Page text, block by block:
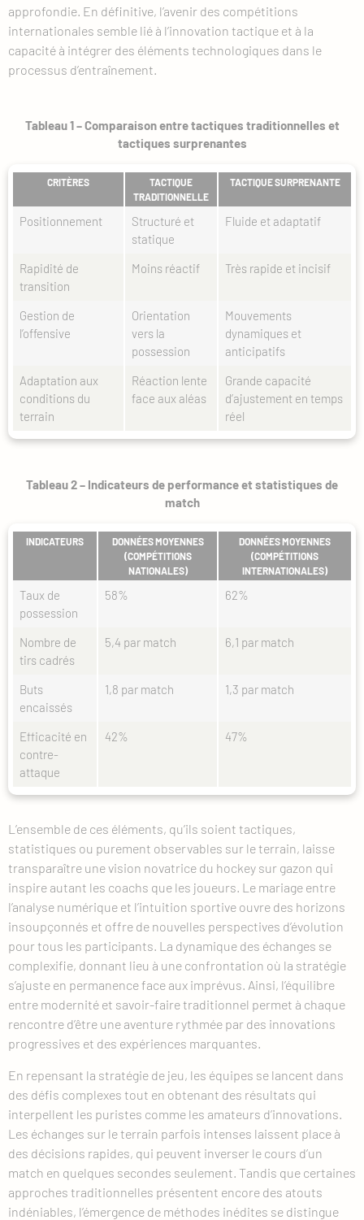
approfondie. En définitive, l’avenir des compétitions
internationales semble lié à l’innovation tactique et à la
capacité à intégrer des éléments technologiques dans le
processus d’entraînement.
Tableau 1 – Comparaison entre tactiques traditionnelles et
tactiques surprenantes
CRITÈRES
TACTIQUE
TRADITIONNELLE
TACTIQUE SURPRENANTE
Positionnement
Structuré et
statique
Fluide et adaptatif
Rapidité de
transition
Moins réactif Très rapide et incisif
Gestion de
l’offensive
Orientation
vers la
possession
Mouvements
dynamiques et
anticipatifs
Adaptation aux
conditions du
terrain
Réaction lente
face aux aléas
Grande capacité
d’ajustement en temps
réel
Tableau 2 – Indicateurs de performance et statistiques de
match
INDICATEURS
DONNÉES MOYENNES
(COMPÉTITIONS
NATIONALES)
DONNÉES MOYENNES
(COMPÉTITIONS
INTERNATIONALES)
Taux de
possession
58% 62%
Nombre de
tirs cadrés
5,4 par match 6,1 par match
Buts
encaissés
1,8 par match 1,3 par match
Efficacité en
contre-
attaque
42% 47%
L’ensemble de ces éléments, qu’ils soient tactiques,
statistiques ou purement observables sur le terrain, laisse
transparaître une vision novatrice du hockey sur gazon qui
inspire autant les coachs que les joueurs. Le mariage entre
l’analyse numérique et l’intuition sportive ouvre des horizons
insoupçonnés et offre de nouvelles perspectives d’évolution
pour tous les participants. La dynamique des échanges se
complexifie, donnant lieu à une confrontation où la stratégie
s’ajuste en permanence face aux imprévus. Ainsi, l’équilibre
entre modernité et savoir-faire traditionnel permet à chaque
rencontre d’être une aventure rythmée par des innovations
progressives et des expériences marquantes.
En repensant la stratégie de jeu, les équipes se lancent dans
des défis complexes tout en obtenant des résultats qui
interpellent les puristes comme les amateurs d’innovations.
Les échanges sur le terrain parfois intenses laissent place à
des décisions rapides, qui peuvent inverser le cours d’un
match en quelques secondes seulement. Tandis que certaines
approches traditionnelles présentent encore des atouts
indéniables, l’émergence de méthodes inédites se distingue